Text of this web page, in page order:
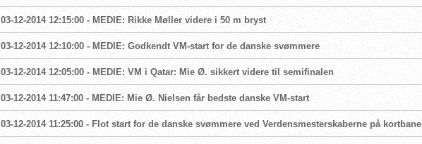
03-12-2014 12:15:00 - MEDIE: Rikke Møller videre i 50 m bryst
03-12-2014 12:10:00 - MEDIE: Godkendt VM-start for de danske svømmere
03-12-2014 12:05:00 - MEDIE: VM i Qatar: Mie Ø. sikkert videre til semifinalen
03-12-2014 11:47:00 - MEDIE: Mie Ø. Nielsen får bedste danske VM-start
03-12-2014 11:25:00 - Flot start for de danske svømmere ved Verdensmesterskaberne på kortbane